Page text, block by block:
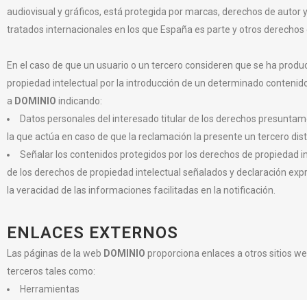
audiovisual y gráficos, está protegida por marcas, derechos de autor
tratados internacionales en los que España es parte y otros derechos
En el caso de que un usuario o un tercero consideren que se ha
propiedad intelectual por la introducción de un determinado
a DOMINIO indicando:
Datos personales del interesado titular de los derechos
la que actúa en caso de que la reclamación la presente un tercero
Señalar los contenidos protegidos por los derechos de propiedad
de los derechos de propiedad intelectual señalados y declaración
la veracidad de las informaciones facilitadas en la notificación.
ENLACES EXTERNOS
Las páginas de la web DOMINIO proporciona enlaces a otros sitios
terceros tales como:
Herramientas